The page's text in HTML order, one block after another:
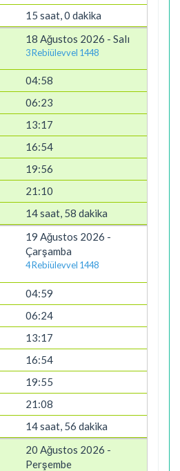
15 saat, 0 dakika
18 Ağustos 2026 - Salı
3 Rebiülevvel 1448
04:58
06:23
13:17
16:54
19:56
21:10
14 saat, 58 dakika
19 Ağustos 2026 -
Çarşamba
4 Rebiülevvel 1448
04:59
06:24
13:17
16:54
19:55
21:08
14 saat, 56 dakika
20 Ağustos 2026 -
Perşembe